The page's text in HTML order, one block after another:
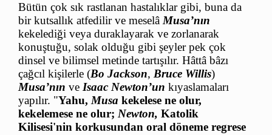
Bütün çok sık rastlanan hastalıklar gibi, buna da
bir kutsallık atfedilir ve meselâ Musa’nın
kekelediği veya duraklayarak ve zorlanarak
konuştuğu, solak olduğu gibi şeyler pek çok
dinsel ve bilimsel metinde tartışılır. Hâttâ bâzı
çağcıl kişilerle (Bo Jackson, Bruce Willis)
Musa’nın ve Isaac Newton’un kıyaslamaları
yapılır. "Yahu, Musa kekelese ne olur,
kekelemese ne olur; Newton, Katolik
Kilisesi'nin korkusundan oral döneme regrese